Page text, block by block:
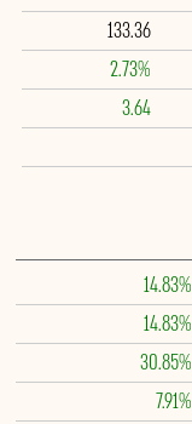
133.36
2.73%
3.64
14.83%
14.83%
30.85%
7.91%